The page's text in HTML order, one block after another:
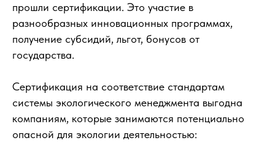
прошли сертификации. Это участие в
разнообразных инновационных программах,
получение субсидий, льгот, бонусов от
государства.
Сертификация на соответствие стандартам
системы экологического менеджмента выгодна
компаниям, которые занимаются потенциально
опасной для экологии деятельностью: